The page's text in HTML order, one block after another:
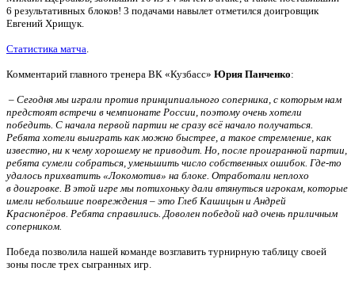
6 результативных блоков! 3 подачами навылет отметился доигровщик
Евгений Хрищук.
Статистика матча.
Комментарий главного тренера ВК «Кузбасс» Юрия Панченко:
– Сегодня мы играли против принципиального соперника, с которым нам
предстоят встречи в чемпионате России, поэтому очень хотели
победить. С начала первой партии не сразу всё начало получаться.
Ребята хотели выиграть как можно быстрее, а такое стремление, как
известно, ни к чему хорошему не приводит. Но, после проигранной партии,
ребята сумели собраться, уменьшить число собственных ошибок. Где-то
удалось прихватить «Локомотив» на блоке. Отработали неплохо
в доигровке. В этой игре мы потихоньку дали втянуться игрокам, которые
имели небольшие повреждения – это Глеб Кашицын и Андрей
Краснопёров. Ребята справились. Доволен победой над очень приличным
соперником.
Победа позволила нашей команде возглавить турнирную таблицу своей
зоны после трех сыгранных игр.